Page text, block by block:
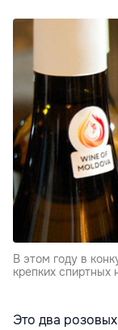
В этом году в
крепких спиртных
Это два